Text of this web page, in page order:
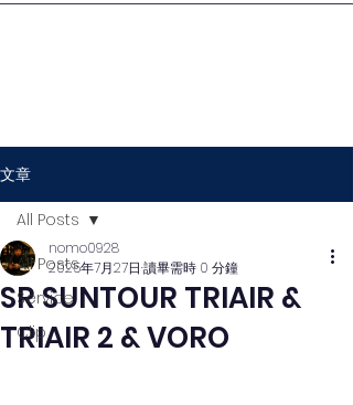
文章
All Posts
Service
Clip
All Posts
SR SUNTOUR TRIAIR &
TRIAIR 2 & VORO
nomo0928
2025年7月27日 讀畢需時 0 分鐘